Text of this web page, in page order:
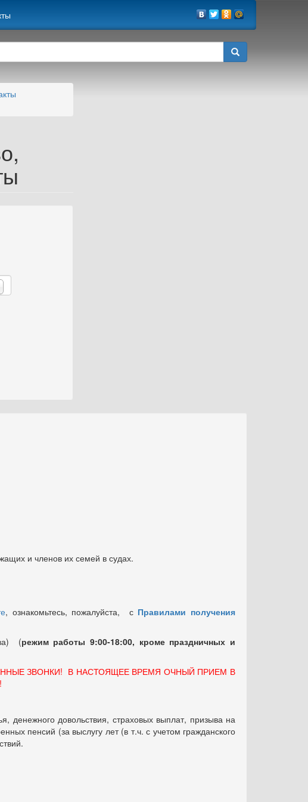
и членов их семей в судах.
, ознакомьтесь, пожалуйста, с Правилами получения
(режим работы 9:00-18:00, кроме праздничных и
ЗВОНКИ! В НАСТОЯЩЕЕ ВРЕМЯ ОЧНЫЙ ПРИЕМ В
денежного довольствия, страховых выплат, призыва на
пенсий (за выслугу лет (в т.ч. с учетом гражданского